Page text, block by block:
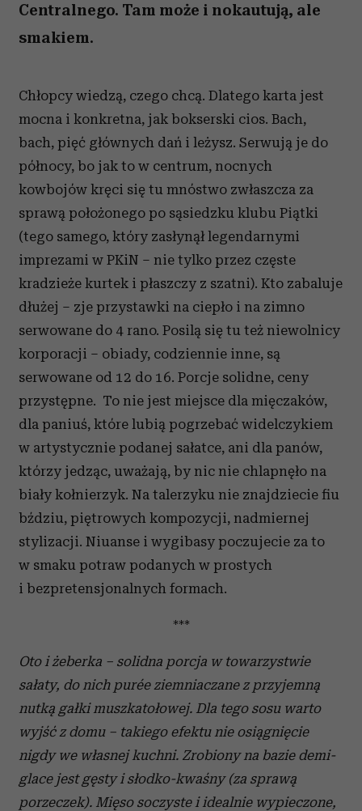
Centralnego. Tam może i nokautują, ale
smakiem.
Chłopcy wiedzą, czego chcą. Dlatego karta jest
mocna i konkretna, jak bokserski cios. Bach,
bach, pięć głównych dań i leżysz. Serwują je do
północy, bo jak to w centrum, nocnych
kowbojów kręci się tu mnóstwo zwłaszcza za
sprawą położonego po sąsiedzku klubu Piątki
(tego samego, który zasłynął legendarnymi
imprezami w PKiN – nie tylko przez częste
kradzieże kurtek i płaszczy z szatni). Kto zabaluje
dłużej – zje przystawki na ciepło i na zimno
serwowane do 4 rano. Posilą się tu też niewolnicy
korporacji – obiady, codziennie inne, są
serwowane od 12 do 16. Porcje solidne, ceny
przystępne. To nie jest miejsce dla mięczaków,
dla paniuś, które lubią pogrzebać widelczykiem
w artystycznie podanej sałatce, ani dla panów,
którzy jedząc, uważają, by nic nie chlapnęło na
biały kołnierzyk. Na talerzyku nie znajdziecie fiu
bździu, piętrowych kompozycji, nadmiernej
stylizacji. Niuanse i wygibasy poczujecie za to
w smaku potraw podanych w prostych
i bezpretensjonalnych formach.
***
Oto i żeberka – solidna porcja w towarzystwie
sałaty, do nich purée ziemniaczane z przyjemną
nutką gałki muszkatołowej. Dla tego sosu warto
wyjść z domu – takiego efektu nie osiągnięcie
nigdy we własnej kuchni. Zrobiony na bazie demi-
glace jest gęsty i słodko-kwaśny (za sprawą
porzeczek). Mięso soczyste i idealnie wypieczone,